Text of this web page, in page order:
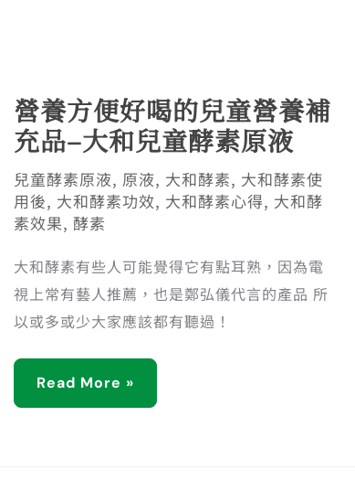
營養方便好喝的兒童營養補
充品–大和兒童酵素原液
兒童酵素原液, 原液, 大和酵素, 大和酵素使
用後, 大和酵素功效, 大和酵素心得, 大和酵
素效果, 酵素
大和酵素有些人可能覺得它有點耳熟，因為電
視上常有藝人推薦，也是鄭弘儀代言的產品 所
以或多或少大家應該都有聽過！
Read More »